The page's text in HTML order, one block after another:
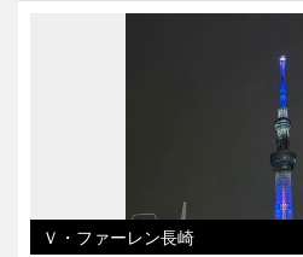
Ｖ・ファーレン長崎